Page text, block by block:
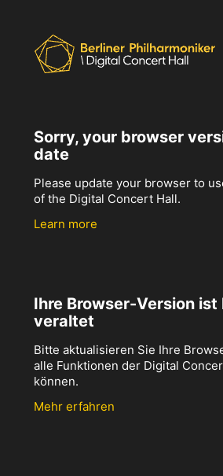
Sorry, your browser
date
Please update your browser to
of the Digital Concert Hall.
Learn more
Ihre Browser-Version ist
veraltet
Bitte aktualisieren Sie Ihre
alle Funktionen der Digital
können.
Mehr erfahren